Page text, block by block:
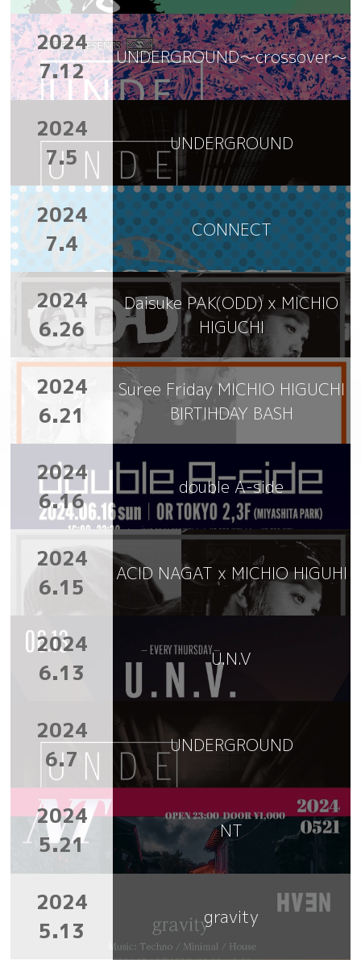
2024
7.12
UNDERGROUND～crossover～
2024
7.5
UNDERGROUND
2024
7.4
CONNECT
2024
6.26
Daisuke PAK(ODD) x MICHIO
HIGUCHI
2024
6.21
Suree Friday MICHIO HIGUCHI
BIRTIHDAY BASH
2024
6.16
double A-side
2024
6.15
ACID NAGAT x MICHIO HIGUHI
2024
6.13
U.N.V
2024
6.7
UNDERGROUND
2024
5.21
NT
2024
5.13
gravity